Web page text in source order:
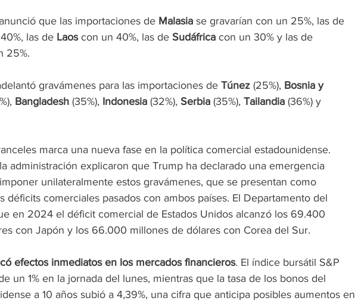
que las importaciones de Malasia se gravarían con un 25%, las de
las de Laos con un 40%, las de Sudáfrica con un 30% y las de
25%.
gravámenes para las importaciones de Túnez (25%), Bosnia y
Bangladesh (35%), Indonesia (32%), Serbia (35%), Tailandia (36%) y
marca una nueva fase en la política comercial estadounidense.
administración explicaron que Trump ha declarado una emergencia
unilateralmente estos gravámenes, que se presentan como
déficits comerciales pasados con ambos países. El Departamento del
en 2024 el déficit comercial de Estados Unidos alcanzó los 69.400
con Japón y los 66.000 millones de dólares con Corea del Sur.
efectos inmediatos en los mercados financieros. El índice bursátil S&P
un 1% en la jornada del lunes, mientras que la tasa de los bonos del
a 10 años subió a 4,39%, una cifra que anticipa posibles aumentos en